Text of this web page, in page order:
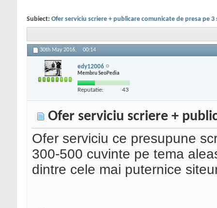
Subiect: Ofer serviciu scriere + publicare comunicate de presa pe 3
30th May 2016, 00:14
edy12006
Membru SeoPedia
Reputatie: 43
Ofer serviciu scriere +
Ofer serviciu ce presupune
300-500 cuvinte pe tema
dintre cele mai puternice